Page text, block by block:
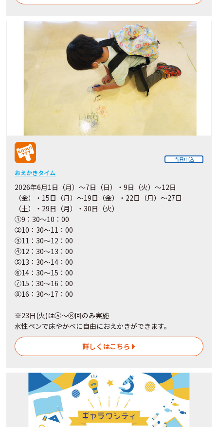
当日申込
おえかきタイム
2026年6月1日（月）～7日（日）・9日（火）～12日
（金）・15日（月）～19日（金）・22日（月）～27日
（土）・29日（月）・30日（火）
①9：30～10：00
②10：30～11：00
③11：30～12：00
④12：30～13：00
⑤13：30～14：00
⑥14：30～15：00
⑦15：30～16：00
⑧16：30～17：00
※23日(火)は⑤～⑧回のみ実施
水性ペンで床やかべに自由におえかきができます。
詳しくはこちら